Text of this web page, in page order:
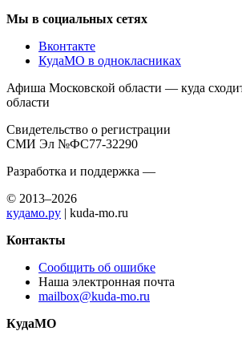
Мы в социальных сетях
Вконтакте
КудаМО в однокласниках
Афиша Московской области — куда
области
Свидетельство о регистрации
СМИ Эл №ФС77-32290
Разработка и поддержка —
© 2013–2026
кудамо.ру | kuda-mo.ru
Контакты
Сообщить об ошибке
Наша электронная почта
mailbox@kuda-mo.ru
КудаМО